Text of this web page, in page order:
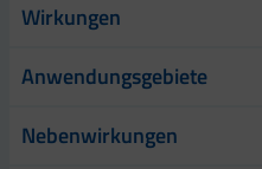
Wirkungen
Anwendungsgebiete
Nebenwirkungen